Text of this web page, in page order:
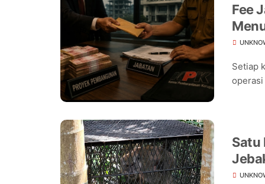
Fee
Setiap
operasi
Satu